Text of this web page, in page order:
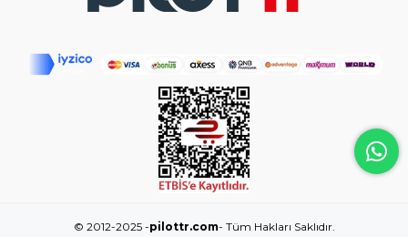
© 2012-2025 -pilottr.com- Tüm Hakları Saklıdır.